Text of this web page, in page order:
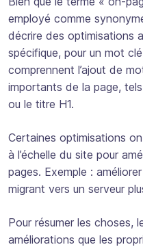
employé comme
décrire des optimisations
spécifique, pour un mot
comprennent l’ajout de
importants de la page,
ou le titre H1.
Certaines optimisations
à l’échelle du site pour
pages. Exemple :
migrant vers un serveur
Pour résumer les choses,
améliorations que les